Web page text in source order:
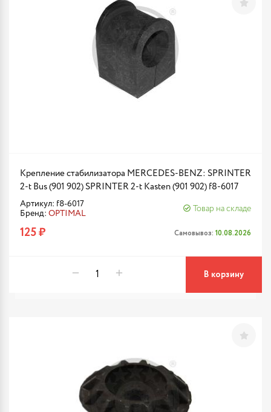
Крепление стабилизатора MERCEDES-BENZ: SPRINTER
2-t Bus (901 902) SPRINTER 2-t Kasten (901 902) f8-6017
Артикул: f8-6017
Бренд: OPTIMAL
Товар на складе
125 ₽ Самовывоз: 10.08.2026
В корзину